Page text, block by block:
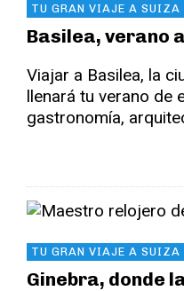
TU GRAN VIAJE A SUIZA
Basilea, verano
Viajar a Basilea, la
llenará tu verano de
gastronomía,
TU GRAN VIAJE A SUIZA
Ginebra, donde